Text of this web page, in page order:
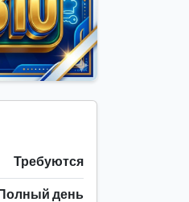
Требуются
день